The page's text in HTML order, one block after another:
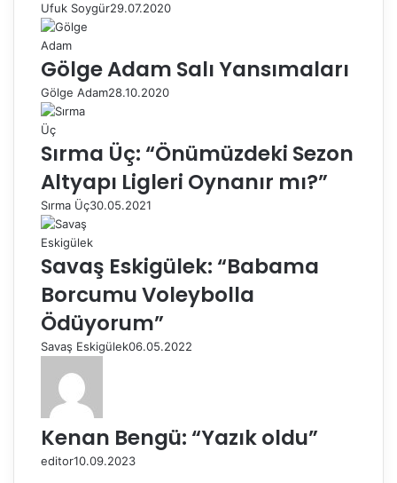
Ufuk Soygür29.07.2020
Gölge Adam Salı Yansımaları
Gölge Adam28.10.2020
Sırma Üç: “Önümüzdeki Sezon
Altyapı Ligleri Oynanır mı?”
Sırma Üç30.05.2021
Savaş Eskigülek: “Babama
Borcumu Voleybolla
Ödüyorum”
Savaş Eskigülek06.05.2022
Kenan Bengü: “Yazık oldu”
editor10.09.2023